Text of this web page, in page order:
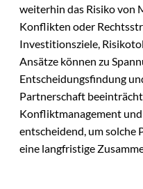
weiterhin das Risiko von
Konflikten oder
Investitionsziele,
Ansätze können zu
Entscheidungsfindung
Partnerschaft
Konfliktmanagement
entscheidend, um solche
eine langfristige